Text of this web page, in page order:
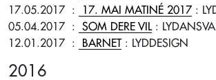
17.05.2017 : 17. MAI MATINÉ 2017 :
05.04.2017 : SOM DERE VIL:
12.01.2017 : BARNET: LYDDESIGN
2016